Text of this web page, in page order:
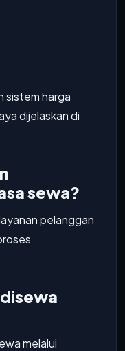
sistem harga
dijelaskan di
sewa?
pelanggan
melalui